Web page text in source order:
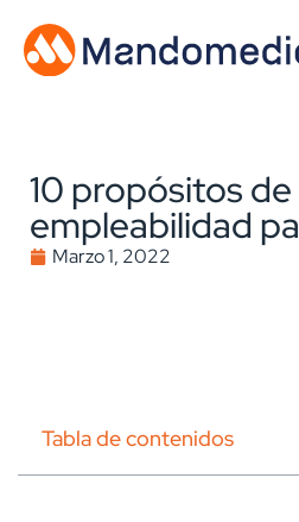
10 propósitos de
empleabilidad
Marzo 1, 2022
Tabla de contenidos